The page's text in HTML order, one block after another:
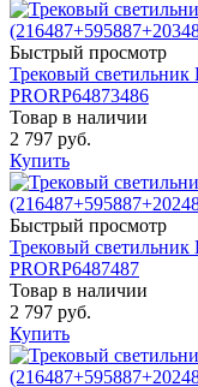
Быстрый просмотр
Трековый светильник
PRORP64873486
Товар в наличии
2 797 руб.
Купить
Быстрый просмотр
Трековый светильник
PRORP6487487
Товар в наличии
2 797 руб.
Купить